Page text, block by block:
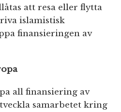
att resa eller flytta
islamistisk
finansieringen av
all finansiering av
samarbetet kring